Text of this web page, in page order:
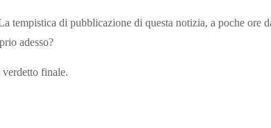
tempistica di pubblicazione di questa notizia, a poche ore
adesso?
finale.